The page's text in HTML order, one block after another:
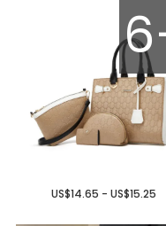
US$14.65 - US$15.25